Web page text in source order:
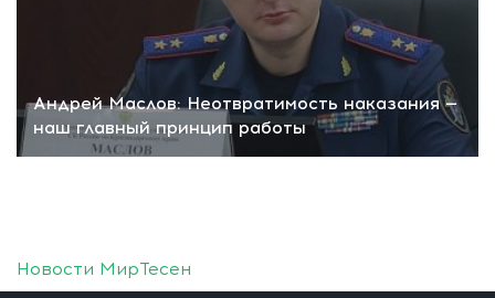
Андрей Маслов: Неотвратимость наказания —
наш главный принцип работы
Новости МирТесен